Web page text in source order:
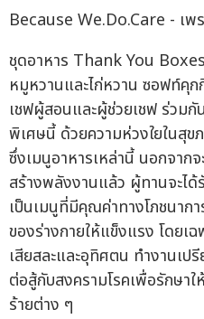
Because We.Do.Care - เพร
ชุดอาหาร Thank You
หมูหวานและไก่หวาน ซอฟท์คุ
เชฟผู้สอนและผู้ช่วยเชฟ ร่วม
พิเศษนี้ ด้วยความห่วงใยในสุ
ซึ่งเมนูอาหารเหล่านี้ นอกจาก
สร้างพลังงานแล้ว ผู้ทานจะได้
เป็นเมนูที่มีคุณค่าทางโภชนาก
ของร่างกายให้แข็งแรง โดยเ
เสียสละและอุทิศตน ทำงานเป
ต่อสู้กับสงครามโรคเพื่อรักษา
ร้ายต่าง ๆ